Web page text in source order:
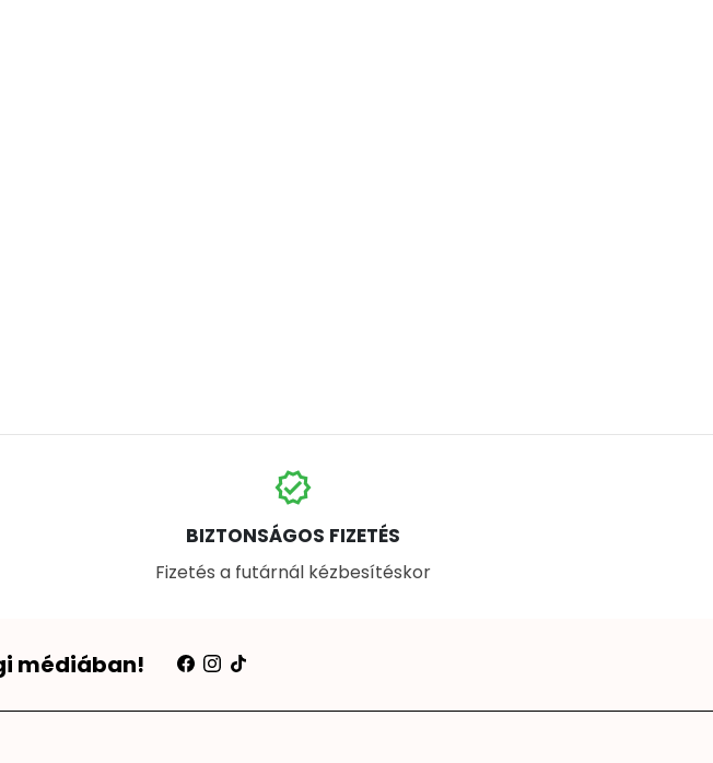
verified
BIZTONSÁGOS FIZETÉS
Fizetés a futárnál kézbesítéskor
médiában!